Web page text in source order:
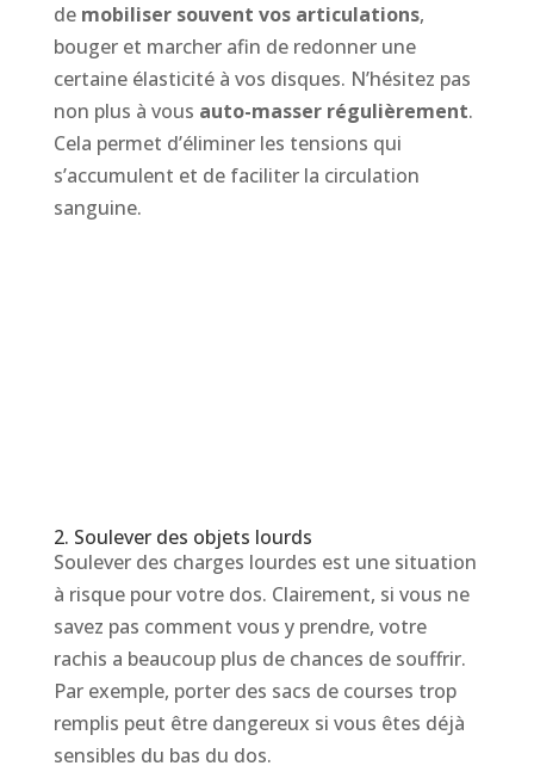
de mobiliser souvent vos articulations,
bouger et marcher afin de redonner une
certaine élasticité à vos disques. N’hésitez pas
non plus à vous auto-masser régulièrement.
Cela permet d’éliminer les tensions qui
s’accumulent et de faciliter la circulation
sanguine.
2. Soulever des objets lourds
Soulever des charges lourdes est une situation
à risque pour votre dos. Clairement, si vous ne
savez pas comment vous y prendre, votre
rachis a beaucoup plus de chances de souffrir.
Par exemple, porter des sacs de courses trop
remplis peut être dangereux si vous êtes déjà
sensibles du bas du dos.